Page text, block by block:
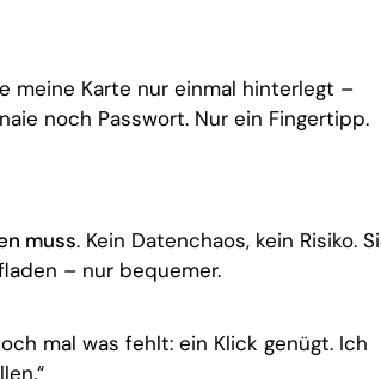
meine Karte nur einmal hinterlegt –
noch Passwort. Nur ein Fingertipp.
muss. Kein Datenchaos, kein Risiko.
– nur bequemer.
mal was fehlt: ein Klick genügt. Ich